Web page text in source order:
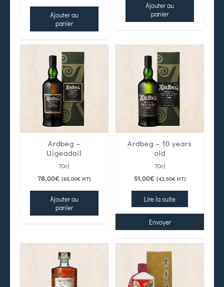
Ajouter au
panier
Ajouter au
panier
Ardbeg –
Uigeadail
70cl
78,00€ (65,00€HT)
Ajouter au
panier
Ardbeg – 10 years
old
70cl
51,00€ (42,50€HT)
Lire la suite
Envoyer